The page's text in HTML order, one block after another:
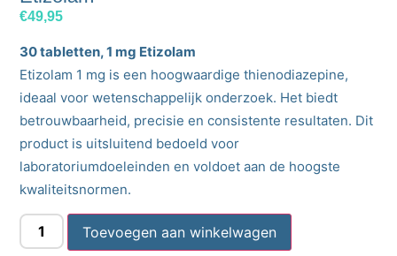
€49,95
30 tabletten, 1 mg Etizolam
Etizolam 1 mg is een hoogwaardige thienodiazepine,
ideaal voor wetenschappelijk onderzoek. Het biedt
betrouwbaarheid, precisie en consistente resultaten. Dit
product is uitsluitend bedoeld voor
laboratoriumdoeleinden en voldoet aan de hoogste
kwaliteitsnormen.
Toevoegen aan winkelwagen